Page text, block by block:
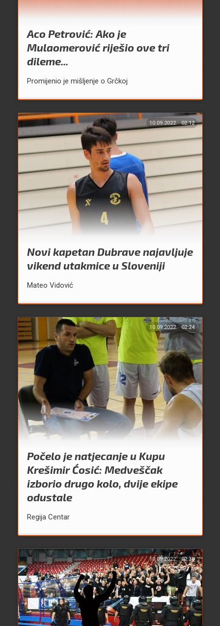
Aco Petrović: Ako je
Mulaomerović riješio ove tri
dileme...
Promijenio je mišljenje o Grčkoj
10.09.2022. 02:12
Novi kapetan Dubrave najavljuje
vikend utakmice u Sloveniji
Mateo Vidović
10.09.2022. 02:24
Počelo je natjecanje u Kupu
Krešimir Ćosić: Medveščak
izborio drugo kolo, dvije ekipe
odustale
Regija Centar
10.09.2022. 02:38